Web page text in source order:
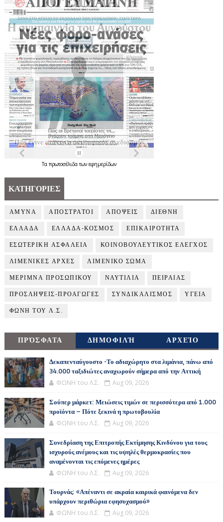
Τα πρωτοσέλιδατων εφημερίδων
ΚΑΤΗΓΟΡΙΕΣ
ΑΜΥΝΑ ΑΠΟΣΤΡΑΤΟΙ ΑΠΟΨΕΙΣ ΔΙΕΘΝΗ
ΕΛΛΑΔΑ ΕΛΛΑΔΑ-ΚΟΣΜΟΣ ΕΠΙΚΑΙΡΟΤΗΤΑ
ΕΣΩΤΕΡΙΚΗ ΑΣΦΑΛΕΙΑ ΚΟΙΝΟΒΟΥΛΕΥΤΙΚΟΣ ΕΛΕΓΧΟΣ
ΛΙΜΕΝΙΚΕΣ ΑΡΧΕΣ ΛΙΜΕΝΙΚΟ ΣΩΜΑ
ΜΕΡΙΜΝΑ ΠΡΟΣΩΠΙΚΟΥ ΝΑΥΤΙΛΙΑ ΠΕΙΡΑΙΑΣ
ΠΡΟΣΛΗΨΕΙΣ-ΠΡΟΑΓΩΓΕΣ ΣΥΝΔΙΚΑΛΙΣΜΟΣ ΥΓΕΙΑ
ΦΩΝΗ ΤΟΥ Λ.Σ.
ΠΡΌΣΦΑΤΑ ΔΗΜΟΦΙΛΉ ΑΡΧΕΊΟ
Δεκαπενταύγουστο -Το αδιαχώρητο στα λιμάνια, πάνω από
34.000 ταξιδιώτες αναχωρούν σήμερα από την Αττική
ΦΩΝΗ του Λ.Σ. Aug 09, 2026
Σούπερ μάρκετ: Μειώσεις τιμών σε περισσότερα από 1.000
προϊόντα – Πότε ξεκινά η πρωτοβουλία
ΦΩΝΗ του Λ.Σ. Aug 09, 2026
Συνεδρίαση της Επιτροπής Εκτίμησης Κινδύνου για τους
ισχυρούς ανέμους και τις υψηλές θερμοκρασίες που
αναμένονται τις επόμενες ημέρες
ΦΩΝΗ του Λ.Σ. Aug 09, 2026
Τουρνάς: «Απέναντι σε ακραία καιρικά φαινόμενα δεν
υπάρχουν περιθώρια εφησυχασμού»
ΦΩΝΗ του Λ.Σ. Aug 09, 2026